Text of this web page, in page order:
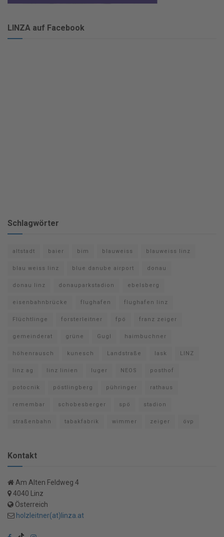
LINZA auf Facebook
Schlagwörter
altstadt baier bim blauweiss blauweiss linz
blau weiss linz blue danube airport donau
donau linz donauparkstadion ebelsberg
eisenbahnbrücke flughafen flughafen linz
Flüchtlinge forsterleitner fpö franz zeiger
gemeinderat grüne Gugl haimbuchner
höhenrausch kunesch Landstraße lask LINZ
linz ag linz linien luger NEOS posthof
potocnik pöstlingberg pühringer rathaus
remembar schobesberger spö stadion
straßenbahn tabakfabrik wimmer zeiger övp
Kontakt
Am Alten Feldweg 4
4040 Linz
Österreich
holzleitner(at)linza.at